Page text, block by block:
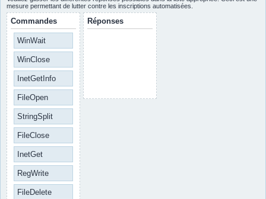
mesure permettant de lutter contre les inscriptions automatisées.
Commandes
WinWait
WinClose
InetGetInfo
FileOpen
StringSplit
FileClose
InetGet
RegWrite
FileDelete
Réponses